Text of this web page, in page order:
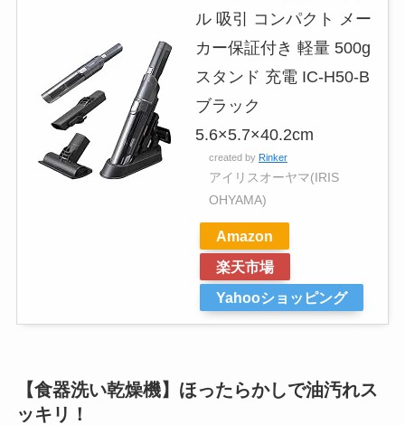
ル 吸引 コンパクト メー
カー保証付き 軽量 500g
スタンド 充電 IC-H50-B
ブラック
5.6×5.7×40.2cm
created by Rinker
アイリスオーヤマ(IRIS
OHYAMA)
Amazon
楽天市場
Yahooショッピング
【食器洗い乾燥機】ほったらかしで油汚れス
ッキリ！